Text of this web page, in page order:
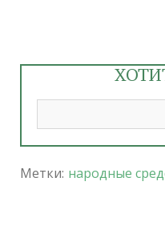
Метки: народные